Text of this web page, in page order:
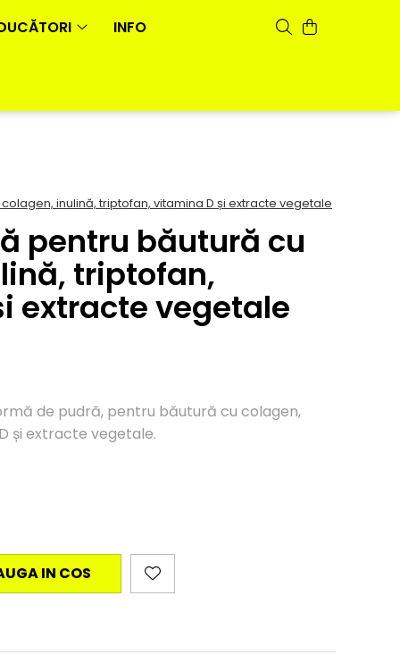
INFO
inulină, triptofan, vitamina D și extracte vegetale
pentru băutură cu
triptofan,
extracte vegetale
de pudră, pentru băutură cu colagen,
și extracte vegetale.
IN COS